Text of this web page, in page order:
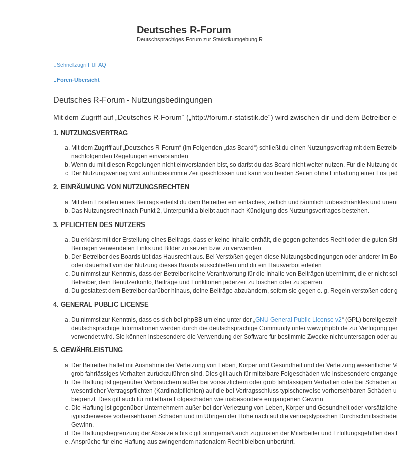
Deutsches R-Forum
Deutschsprachiges Forum zur Statistikumgebung R
Schnellzugriff FAQ
Foren-Übersicht
Deutsches R-Forum - Nutzungsbedingungen
Mit dem Zugriff auf „Deutsches R-Forum“ („http://forum.r-statistik.de“) wird zwischen dir und dem Betreiber
1. NUTZUNGSVERTRAG
Mit dem Zugriff auf „Deutsches R-Forum“ (im Folgenden „das Board“) schließt du einen Nutzungsvertrag mit dem
nachfolgenden Regelungen einverstanden.
Wenn du mit diesen Regelungen nicht einverstanden bist, so darfst du das Board nicht weiter nutzen. Für die
Der Nutzungsvertrag wird auf unbestimmte Zeit geschlossen und kann von beiden Seiten ohne Einhaltung einer Frist
2. EINRÄUMUNG VON NUTZUNGSRECHTEN
Mit dem Erstellen eines Beitrags erteilst du dem Betreiber ein einfaches, zeitlich und räumlich unbeschränktes und
Das Nutzungsrecht nach Punkt 2, Unterpunkt a bleibt auch nach Kündigung des Nutzungsvertrages bestehen.
3. PFLICHTEN DES NUTZERS
Du erklärst mit der Erstellung eines Beitrags, dass er keine Inhalte enthält, die gegen geltendes Recht oder die guten
Beiträgen verwendeten Links und Bilder zu setzen bzw. zu verwenden.
Der Betreiber des Boards übt das Hausrecht aus. Bei Verstößen gegen diese Nutzungsbedingungen oder anderer im
oder dauerhaft von der Nutzung dieses Boards ausschließen und dir ein Hausverbot erteilen.
Du nimmst zur Kenntnis, dass der Betreiber keine Verantwortung für die Inhalte von Beiträgen übernimmt, die er nicht
Betreiber, dein Benutzerkonto, Beiträge und Funktionen jederzeit zu löschen oder zu sperren.
Du gestattest dem Betreiber darüber hinaus, deine Beiträge abzuändern, sofern sie gegen o. g. Regeln verstoßen
4. GENERAL PUBLIC LICENSE
Du nimmst zur Kenntnis, dass es sich bei phpBB um eine unter der „ GNU General Public License v2“ (GPL)
deutschsprachige Informationen werden durch die deutschsprachige Community unter www.phpbb.de zur Verfügung
verwendet wird. Sie können insbesondere die Verwendung der Software für bestimmte Zwecke nicht untersagen oder
5. GEWÄHRLEISTUNG
Der Betreiber haftet mit Ausnahme der Verletzung von Leben, Körper und Gesundheit und der Verletzung
grob fahrlässiges Verhalten zurückzuführen sind. Dies gilt auch für mittelbare Folgeschäden wie insbesondere
Die Haftung ist gegenüber Verbrauchern außer bei vorsätzlichem oder grob fahrlässigem Verhalten oder bei Schäden
wesentlicher Vertragspflichten (Kardinalpflichten) auf die bei Vertragsschluss typischerweise vorhersehbaren
begrenzt. Dies gilt auch für mittelbare Folgeschäden wie insbesondere entgangenen Gewinn.
Die Haftung ist gegenüber Unternehmern außer bei der Verletzung von Leben, Körper und Gesundheit oder
typischerweise vorhersehbaren Schäden und im Übrigen der Höhe nach auf die vertragstypischen
Gewinn.
Die Haftungsbegrenzung der Absätze a bis c gilt sinngemäß auch zugunsten der Mitarbeiter und Erfüllungsgehilfen des
Ansprüche für eine Haftung aus zwingendem nationalem Recht bleiben unberührt.